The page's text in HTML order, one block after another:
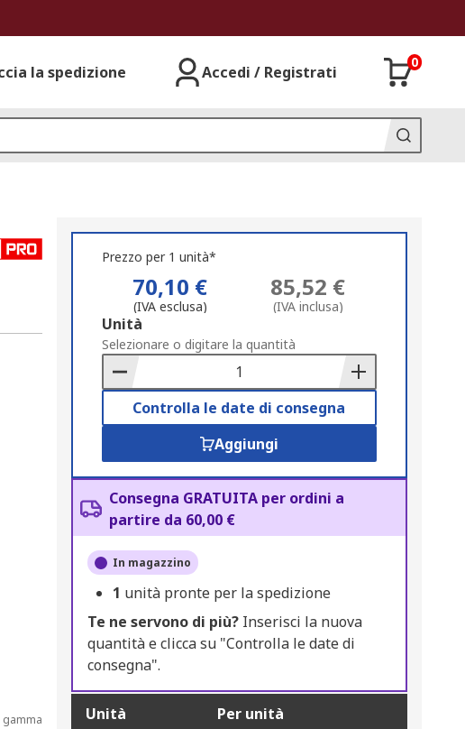
la spedizione Accedi / Registrati
0
Prezzo per 1 unità*
70,10 €
(IVA esclusa)
85,52 €
(IVA inclusa)
Add
to
Basket
Unità
Selezionare o digitare la quantità
Controlla le date di consegna
Aggiungi
Consegna GRATUITA per ordini a
partire da 60,00 €
In magazzino
1 unità pronte per la spedizione
Te ne servono di più?Inserisci la nuova
quantità e clicca su "Controlla le date di
consegna".
Unità Per unità